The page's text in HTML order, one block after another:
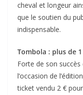
cheval et longeur
que le soutien du
indispensable.
Tombola : plus de
Forte de son
l’occasion de
ticket vendu 2 €